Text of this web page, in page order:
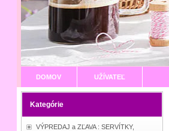
DOMOV UŽÍVATEĽ
Kategórie
VÝPREDAJ a ZĽAVA : SERVÍTKY,